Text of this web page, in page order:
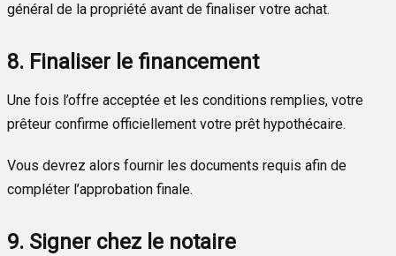
général de la propriété avant de finaliser votre achat.
8. Finaliser le financement
Une fois l’offre acceptée et les conditions remplies, votre
prêteur confirme officiellement votre prêt hypothécaire.
Vous devrez alors fournir les documents requis afin de
compléter l’approbation finale.
9. Signer chez le notaire